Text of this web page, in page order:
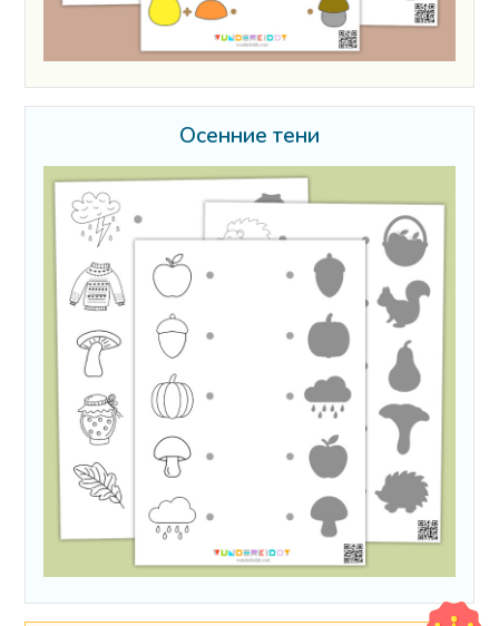
Осенние тени